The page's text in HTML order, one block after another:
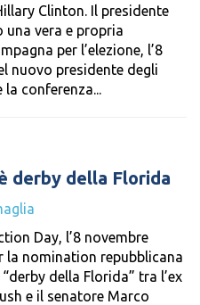
Clinton. Il presidente
vera e propria
per l’elezione, l’8
nuovo presidente degli
conferenza...
derby della Florida
Day, l’8 novembre
la nomination repubblicana
della Florida” tra l’ex
e il senatore Marco